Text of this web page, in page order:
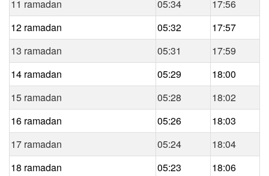
11 ramadan 05:34
17:56
12 ramadan
05:32
17:57
13 ramadan
05:31
17:59
14 ramadan
05:29
18:00
15 ramadan
05:28
18:02
16 ramadan
05:26
18:03
17 ramadan
05:24
18:04
18 ramadan
05:23
18:06